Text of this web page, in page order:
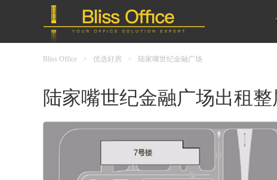
Bliss Office > 优选好房 > 陆家嘴世纪金融广场
陆家嘴世纪金融广场出租